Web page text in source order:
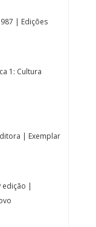
| Edições
1: Cultura
| Exemplar
edição |